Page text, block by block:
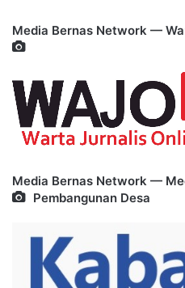
Media Bernas Network —
Media Bernas Network —
Pembangunan Desa